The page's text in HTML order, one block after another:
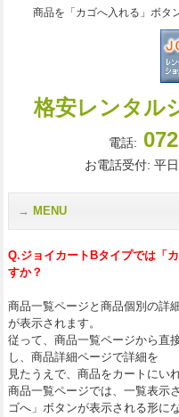
商品を「カゴへ入れる」ボタ
格安レンタル
電話:
お電話受付: 平
MENU
Q.ジョイカートBタイプでは「
すか？
商品一覧ページと商品個別の詳
が表示されます。
従って、商品一覧ページから直
し、商品詳細ページで詳細を
見たうえで、商品をカートにい
商品一覧ページでは、一覧表示
ゴへ」ボタンが表示される形に